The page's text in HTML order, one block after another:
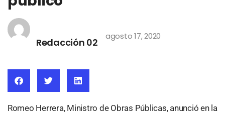
Redacción 02
agosto 17, 2020
Romeo Herrera, Ministro de Obras Públicas, anunció en la